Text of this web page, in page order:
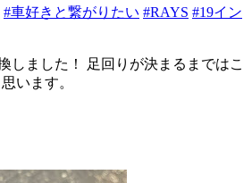
#車好きと繋がりたい #RAYS #19イン
しました！ 足回りが決まるまではこ
います。